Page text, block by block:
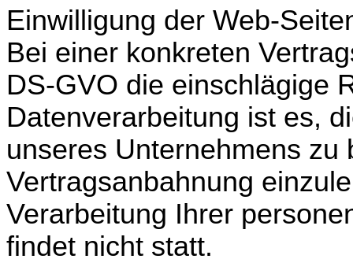
Einwilligung der Web-
Bei einer konkreten
DS-GVO die einschlägige
Datenverarbeitung ist es,
unseres Unternehmens zu
Vertragsanbahnung
Verarbeitung Ihrer
findet nicht statt.